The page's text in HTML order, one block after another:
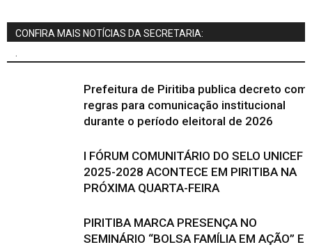
CONFIRA MAIS NOTÍCIAS DA SECRETARIA:
.
Prefeitura de Piritiba publica decreto com
regras para comunicação institucional
durante o período eleitoral de 2026
I FÓRUM COMUNITÁRIO DO SELO UNICEF
2025-2028 ACONTECE EM PIRITIBA NA
PRÓXIMA QUARTA-FEIRA
PIRITIBA MARCA PRESENÇA NO
SEMINÁRIO “BOLSA FAMÍLIA EM AÇÃO”